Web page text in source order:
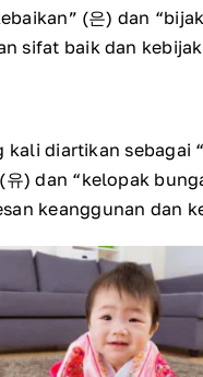
(은) dan
sifat baik dan
kali diartikan sebagai
) dan “kelopak
keanggunan dan